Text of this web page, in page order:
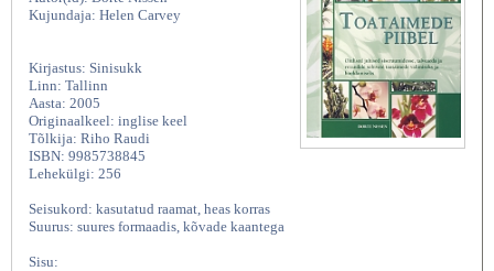
Kujundaja: Helen Carvey
Kirjastus: Sinisukk
Linn: Tallinn
Aasta: 2005
Originaalkeel: inglise keel
Tõlkija: Riho Raudi
ISBN: 9985738845
Lehekülgi: 256
Seisukord: kasutatud raamat, heas korras
Suurus: suures formaadis, kõvade kaantega
Sisu: